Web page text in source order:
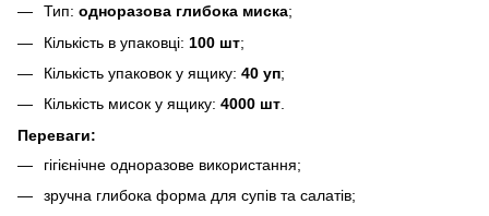
Тип: одноразова глибока миска;
Кількість в упаковці: 100 шт;
Кількість упаковок у ящику: 40 уп;
Кількість мисок у ящику: 4000 шт.
Переваги:
гігієнічне одноразове використання;
зручна глибока форма для супів та салатів;